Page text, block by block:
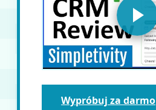
Wypróbuj za darmo